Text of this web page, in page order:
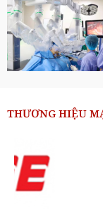
THƯƠNG HIỆU